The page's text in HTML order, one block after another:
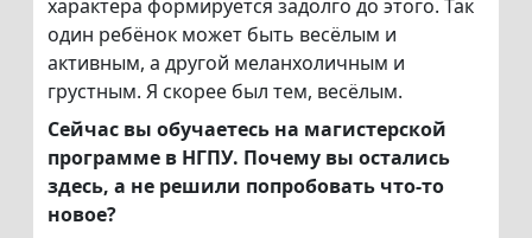
характера формируется задолго до этого. Так
один ребёнок может быть весёлым и
активным, а другой меланхоличным и
грустным. Я скорее был тем, весёлым.
Сейчас вы обучаетесь на магистерской
программе в НГПУ. Почему вы остались
здесь, а не решили попробовать что-то
новое?